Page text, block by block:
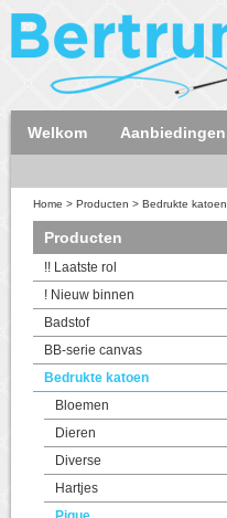
Welkom Aanbiedingen
Home > Producten > Bedrukte katoen
Producten
!! Laatste rol
! Nieuw binnen
Badstof
BB-serie canvas
Bedrukte katoen
Bloemen
Dieren
Diverse
Hartjes